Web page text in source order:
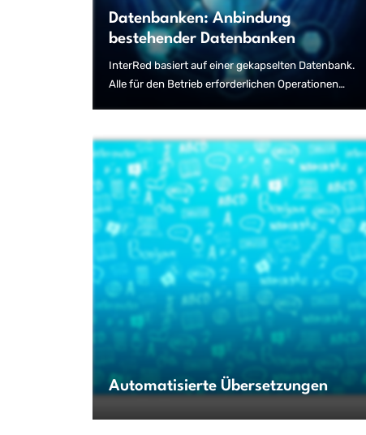
Datenbanken: Anbindung
bestehender Datenbanken
InterRed basiert auf einer gekapselten Datenbank.
Alle für den Betrieb erforderlichen Operationen
Automatisierte Übersetzungen